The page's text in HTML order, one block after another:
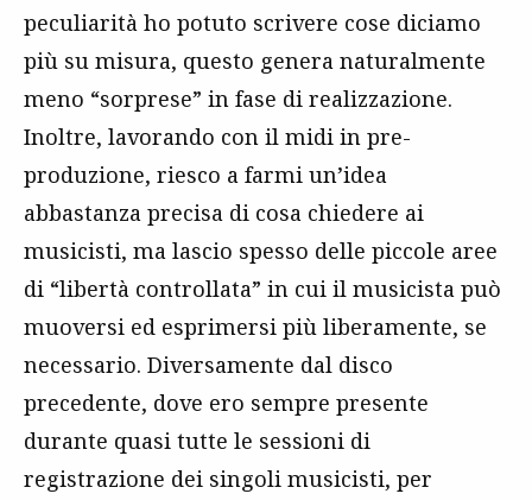
peculiarità ho potuto scrivere cose diciamo
più su misura, questo genera naturalmente
meno “sorprese” in fase di realizzazione.
Inoltre, lavorando con il midi in pre-
produzione, riesco a farmi un’idea
abbastanza precisa di cosa chiedere ai
musicisti, ma lascio spesso delle piccole aree
di “libertà controllata” in cui il musicista può
muoversi ed esprimersi più liberamente, se
necessario. Diversamente dal disco
precedente, dove ero sempre presente
durante quasi tutte le sessioni di
registrazione dei singoli musicisti, per